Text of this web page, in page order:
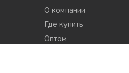
О компании
Где купить
Оптом